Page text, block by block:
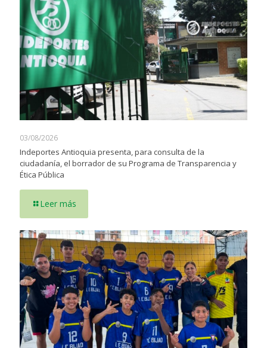
03/08/2026
Indeportes Antioquia presenta, para consulta de la
ciudadanía, el borrador de su Programa de Transparencia y
Ética Pública
Leer más